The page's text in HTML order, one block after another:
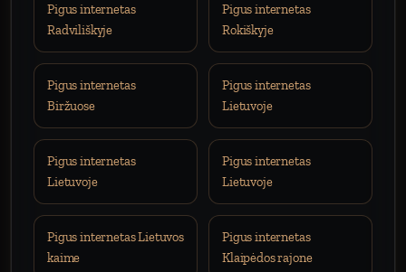
Pigus internetas
Radviliškyje
Pigus internetas
Rokiškyje
Pigus internetas
Biržuose
Pigus internetas
Lietuvoje
Pigus internetas
Lietuvoje
Pigus internetas
Lietuvoje
Pigus internetas Lietuvos
kaime
Pigus internetas
Klaipėdos rajone